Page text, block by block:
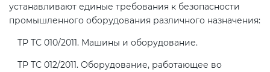
устанавливают единые требования к безопасности
промышленного оборудования различного назначения:
ТР ТС 010/2011. Машины и оборудование.
ТР ТС 012/2011. Оборудование, работающее во
БАДы